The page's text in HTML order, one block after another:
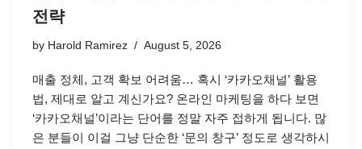
전략
by Harold Ramirez August 5, 2026
매출 정체, 고객 확보 어려움… 혹시 ‘카카오채널’ 활용
법, 제대로 알고 계신가요? 온라인 마케팅을 하다 보면
‘카카오채널’이라는 단어를 정말 자주 접하게 됩니다. 많
은 분들이 이걸 그냥 단순한 ‘문의 창구’ 정도로 생각하시